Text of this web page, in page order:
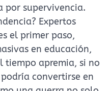
por supervivencia.
Expertos
el primer paso,
en educación,
tiempo apremia, si no
convertirse en